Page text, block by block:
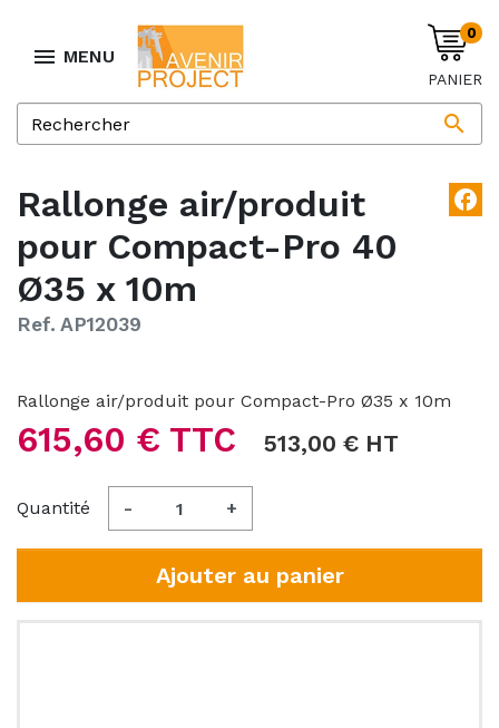
 MENU

0
PANIER
Rallonge air/produit
pour Compact-Pro 40
Ø35 x 10m
facebook
Ref. AP12039
Rallonge air/produit pour Compact-Pro Ø35 x 10m
615,60 € TTC 513,00 € HT
Quantité - +
Ajouter au panier